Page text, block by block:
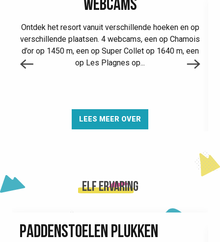
WEBCAMS
Ontdek het resort vanuit verschillende hoeken en op
verschillende plaatsen. 4 webcams, een op Chamois
d’or op 1450 m, een op Super Collet op 1640 m, een
op Les Plagnes op...
LEES MEER OVER
Elf ervaring
PADDENSTOELEN PLUKKEN